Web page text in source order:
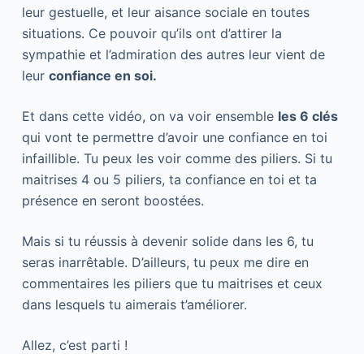
leur gestuelle, et leur aisance sociale en toutes
situations. Ce pouvoir qu’ils ont d’attirer la
sympathie et l’admiration des autres leur vient de
leur confiance en soi.
Et dans cette vidéo, on va voir ensemble les 6 clés
qui vont te permettre d’avoir une confiance en toi
infaillible. Tu peux les voir comme des piliers. Si tu
maitrises 4 ou 5 piliers, ta confiance en toi et ta
présence en seront boostées.
Mais si tu réussis à devenir solide dans les 6, tu
seras inarrêtable. D’ailleurs, tu peux me dire en
commentaires les piliers que tu maitrises et ceux
dans lesquels tu aimerais t’améliorer.
Allez, c’est parti !